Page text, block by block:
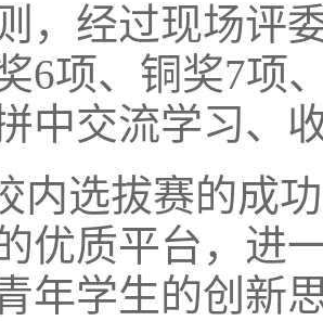
，经过现场评
6项、铜奖7项
中交流学习、
内选拔赛的成
优质平台，进
年学生的创新